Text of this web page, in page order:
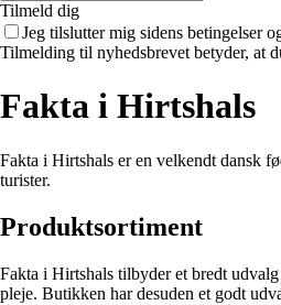
Tilmeld dig
Jeg tilslutter mig sidens betingelser
Tilmelding til nyhedsbrevet betyder, at
Fakta i Hirtshals
Fakta i Hirtshals er en velkendt dansk
turister.
Produktsortiment
Fakta i Hirtshals tilbyder et bredt
pleje. Butikken har desuden et godt